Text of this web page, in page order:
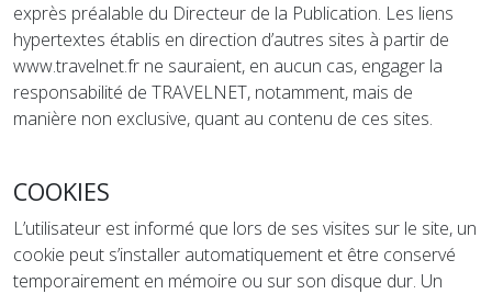
exprès préalable du Directeur de la Publication. Les liens
hypertextes établis en direction d’autres sites à partir de
www.travelnet.fr ne sauraient, en aucun cas, engager la
responsabilité de TRAVELNET, notamment, mais de
manière non exclusive, quant au contenu de ces sites.
COOKIES
L’utilisateur est informé que lors de ses visites sur le site, un
cookie peut s’installer automatiquement et être conservé
temporairement en mémoire ou sur son disque dur. Un